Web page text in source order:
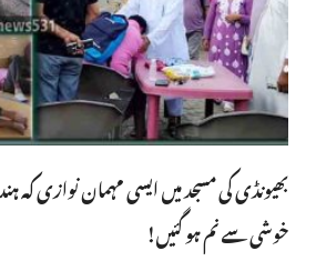
بھیونڈی کی مسجد میں ایسی مہمان نوازی کہ
خوشی سے نم ہو گئیں!